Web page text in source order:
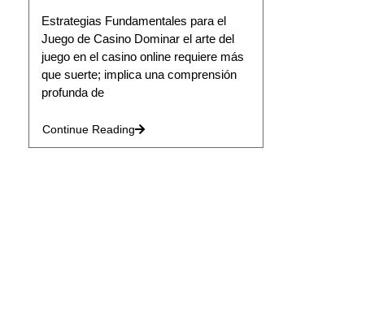
Estrategias Fundamentales para el
Juego de Casino Dominar el arte del
juego en el casino online requiere más
que suerte; implica una comprensión
profunda de
Continue Reading